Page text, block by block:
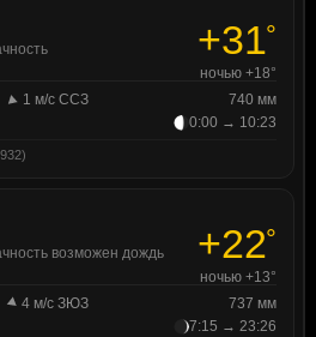
+31°
ночью +18°
1 м/с ССЗ
740 мм
0:00 → 10:23
возможен дождь +22°
ночью +13°
4 м/с ЗЮЗ
737 мм
7:15 → 23:26